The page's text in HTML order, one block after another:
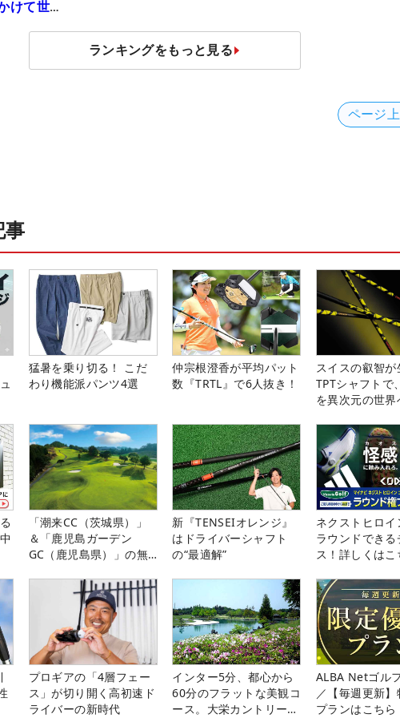
けて世
ランキングをもっと見る
ページ
猛暑を乗り切る！ こだ
わり機能派パンツ4選
仲宗根澄香が平均パット
数『TRTL』で6人抜き！
スイスの叡智が
TPTシャフトで
を異次元の世界
「潮来CC（茨城県）」
＆「鹿児島ガーデン
GC（鹿児島県）」の無
新『TENSEIオレンジ』
はドライバーシャフト
の“最適解”
ネクストヒロ
ラウンドできる
ス！詳しくはこ
プロギアの「4層フェー
ス」が切り開く高初速ド
ライバーの新時代
インター5分、都心から
60分のフラットな美観コ
ース。大栄カントリー俱
ALBA Netゴル
／【毎週更新
プランはこちら